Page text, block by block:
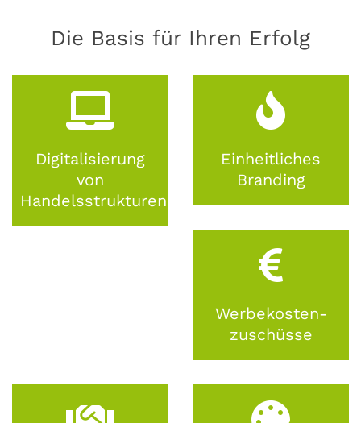
Die Basis für Ihren Erfolg
Digitalisierung
von
Handelsstrukturen
Einheitliches
Branding
Werbekosten-
zuschüsse